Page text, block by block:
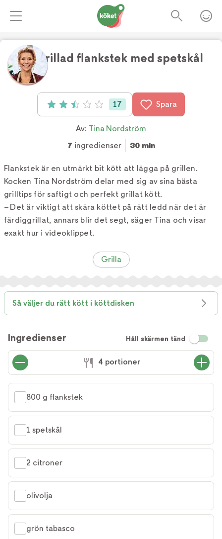
Örtgrillad flankstek med spetskål
Betyg: 2.5 av 5 (17 röster)
17 Spara
Av: Tina Nordström
7 ingredienser 30 min
Flankstek är en utmärkt bit kött att lägga på grillen.
Kocken Tina Nordström delar med sig av sina bästa
grilltips för saftigt och perfekt grillat kött.
– Det är viktigt att skära köttet på rätt ledd när det är
färdiggrillat, annars blir det segt, säger Tina och visar
exakt hur i videoklippet.
Grilla
Så väljer du rätt kött i köttdisken
Ingredienser Håll skärmen tänd
4 portioner
800 g flankstek
1 spetskål
2 citroner
olivolja
grön tabasco